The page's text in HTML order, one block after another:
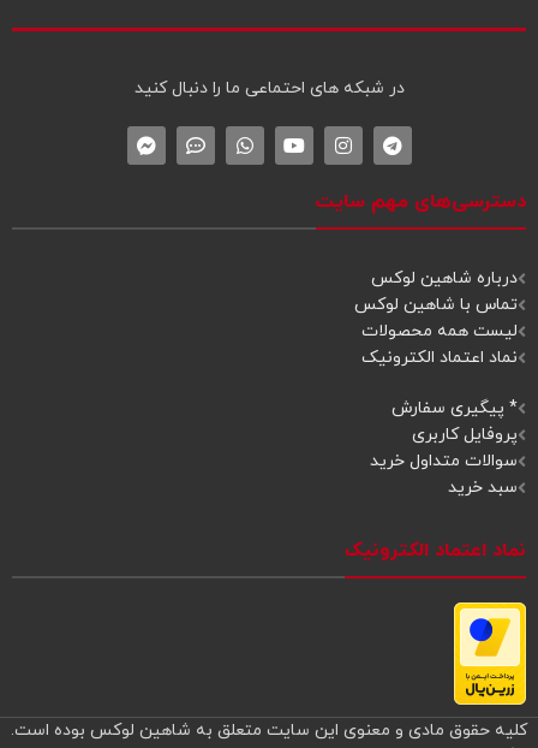
در شبکه‌ های احتماعی ما را دنبال کنید
دسترسی‌های مهم سایت
درباره شاهین لوکس
تماس با شاهین لوکس
لیست همه محصولات
نماد اعتماد الکترونیک
* پیگیری سفارش
پروفایل کاربری
سوالات متداول خرید
سبد خرید
نماد اعتماد الکترونیک
کلیه حقوق مادی و معنوی این سایت متعلق به شاهین لوکس بوده است.